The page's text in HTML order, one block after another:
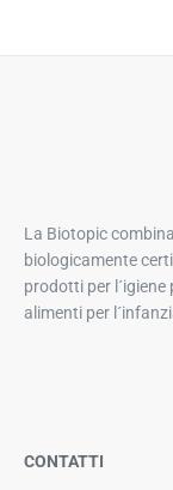
La Biotopic
biologicamente
prodotti per
alimenti per
CONTATTI